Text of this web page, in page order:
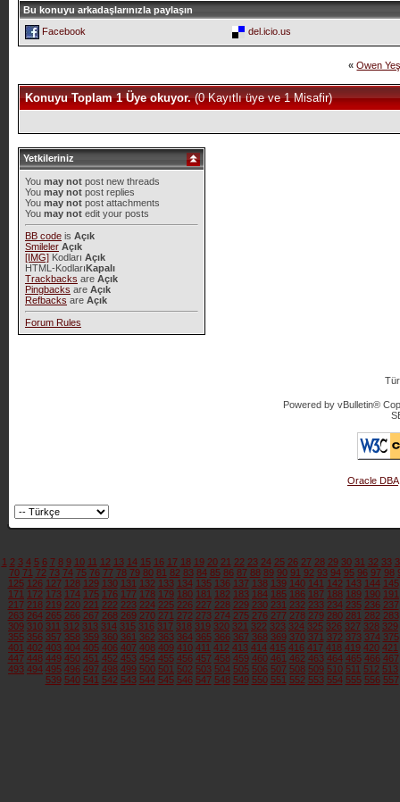
Bu konuyu arkadaşlarınızla paylaşın
Facebook
del.icio.us
« Owen
Konuyu Toplam 1 Üye okuyor.(0 Kayıtlı üye ve 1 Misafir)
Yetkileriniz
You may notpost new threads
You may notpost replies
You may notpost attachments
You may notedit your posts
BB codeis Açık
Smileler Açık
[IMG]Kodları Açık
HTML-KodlarıKapalı
Trackbacks are Açık
Pingbacks are Açık
Refbacks are Açık
Forum Rules
Powered by vBulletin®
Oracle DBA
1 2 3 4 5 6 7 8 9 10 11 12 13 14 15 16 17 18 19 20 21 22 23 24 25 26 27 28 29 30 31 32 33
70 71 72 73 74 75 76 77 78 79 80 81 82 83 84 85 86 87 88 89 90 91 92 93 94 95 96 97 98
125 126 127 128 129 130 131 132 133 134 135 136 137 138 139 140 141 142 143 144 145
171 172 173 174 175 176 177 178 179 180 181 182 183 184 185 186 187 188 189 190 191
217 218 219 220 221 222 223 224 225 226 227 228 229 230 231 232 233 234 235 236 237
263 264 265 266 267 268 269 270 271 272 273 274 275 276 277 278 279 280 281 282 283
309 310 311 312 313 314 315 316 317 318 319 320 321 322 323 324 325 326 327 328 329
355 356 357 358 359 360 361 362 363 364 365 366 367 368 369 370 371 372 373 374 375
401 402 403 404 405 406 407 408 409 410 411 412 413 414 415 416 417 418 419 420 421
447 448 449 450 451 452 453 454 455 456 457 458 459 460 461 462 463 464 465 466 467
493 494 495 496 497 498 499 500 501 502 503 504 505 506 507 508 509 510 511 512 513
539 540 541 542 543 544 545 546 547 548 549 550 551 552 553 554 555 556 557